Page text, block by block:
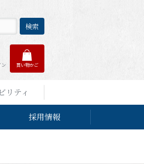
検索
ン 買い物かご
リティ
採用情報